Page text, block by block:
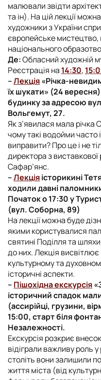
малювали звідти
та ін). На цій лекції
художники з України
європейське мистецтво,
національного
Де:Обласний художній
Реєстрація на 14:30,
–Лекція«Річка-
їх шукати» (24
будинку за адресою
Вольгемут, 27.
Як з’явилася мала річка
чому такі водойми часто
виправити? Про це і не
директора з
Сафар’янс.
–Лекціяісторикині
ходили давні
Початок о 17:30 у
(вул. Соборна, 89)
На лекції можна буде
якими користувалися
святині Поділля та
до них. Лекція
культурному та
історичні аспекти.
– Пішохідна екскурсія
історичний спадок
(ассирійці, грузини,
15:00, старт біля
Незалежності.
Екскурсія розкриє
відіграли важливу роль
століть вони залишили
життя міста (від